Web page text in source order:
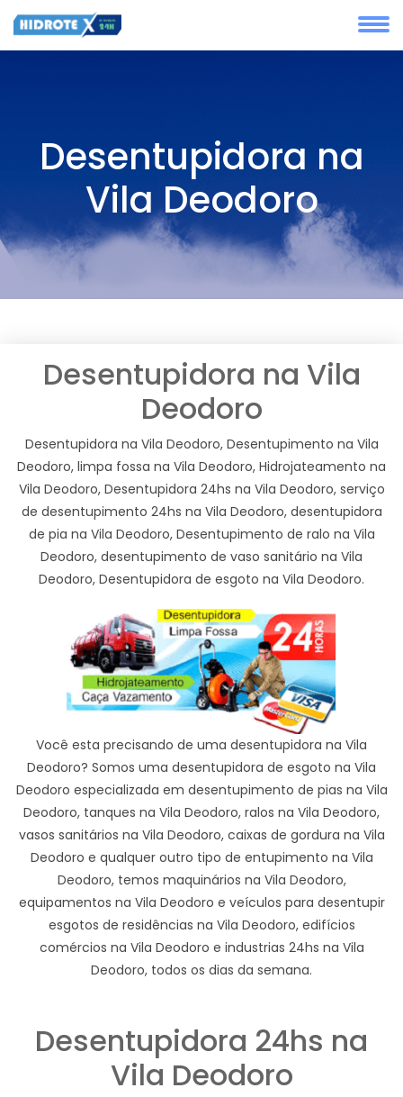
Desentupidora na
Vila Deodoro
Desentupidora na Vila
Deodoro
Desentupidora na Vila Deodoro, Desentupimento na Vila
Deodoro, limpa fossa na Vila Deodoro, Hidrojateamento na
Vila Deodoro, Desentupidora 24hs na Vila Deodoro, serviço
de desentupimento 24hs na Vila Deodoro, desentupidora
de pia na Vila Deodoro, Desentupimento de ralo na Vila
Deodoro, desentupimento de vaso sanitário na Vila
Deodoro, Desentupidora de esgoto na Vila Deodoro.
Você esta precisando de uma desentupidora na Vila
Deodoro? Somos uma desentupidora de esgoto na Vila
Deodoro especializada em desentupimento de pias na Vila
Deodoro, tanques na Vila Deodoro, ralos na Vila Deodoro,
vasos sanitários na Vila Deodoro, caixas de gordura na Vila
Deodoro e qualquer outro tipo de entupimento na Vila
Deodoro, temos maquinários na Vila Deodoro,
equipamentos na Vila Deodoro e veículos para desentupir
esgotos de residências na Vila Deodoro, edifícios
comércios na Vila Deodoro e industrias 24hs na Vila
Deodoro, todos os dias da semana.
Desentupidora 24hs na
Vila Deodoro